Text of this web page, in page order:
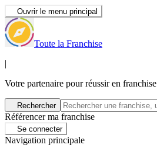
Ouvrir le menu principal
Toute la Franchise
|
Votre partenaire pour réussir en franchise
Rechercher
Référencer ma franchise
Se connecter
Navigation principale